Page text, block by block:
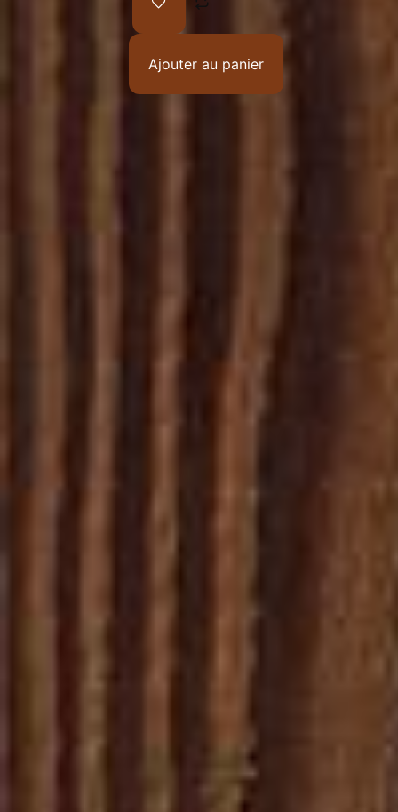
Ajouter au panier